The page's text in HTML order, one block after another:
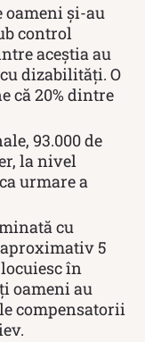
oameni și-au
control
aceștia au
dizabilități. O
că 20% dintre
93.000 de
la nivel
urmare a
cu
5
în
oameni au
compensatorii